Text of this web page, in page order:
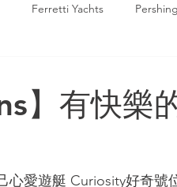
Ferretti Yachts
】有快樂
心愛遊艇 Curiosity好奇號